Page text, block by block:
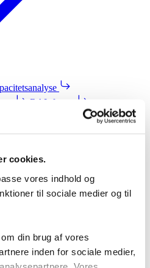
cookies.
vores indhold og
til sociale medier og til
din brug af vores
inden for sociale medier,
RAL farver
Finansiering af din